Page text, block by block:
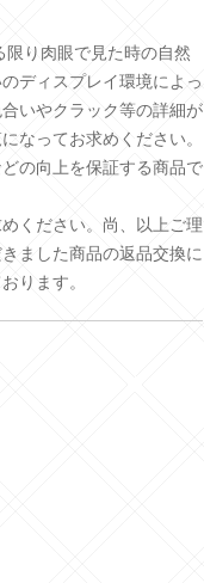
限り肉眼で見た時の自然
ディスプレイ環境によっ
いやクラック等の詳細が
なってお求めください。
の向上を保証する商品で
ください。尚、以上ご理
ました商品の返品交換に
ります。